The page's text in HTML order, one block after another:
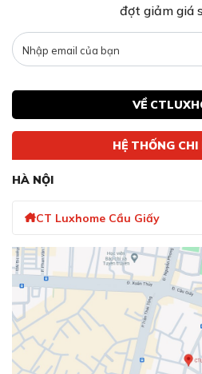
đợt giảm giá
VỀ
HỆ THỐNG
HÀ NỘI
CT Luxhome Cầu Giấy